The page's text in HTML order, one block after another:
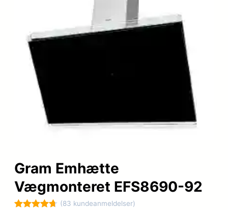
Gram Emhætte
Vægmonteret EFS8690-92
(83 kundeanmeldelser)